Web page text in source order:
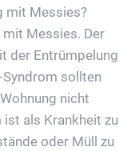
mit Messies?
Messies. Der
der Entrümpelung
sollten
nicht
ist als Krankheit zu
oder Müll zu